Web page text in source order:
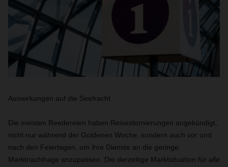
Auswirkungen auf die Seefracht
Die meisten Reedereien haben Reisestornierungen angekündigt,
nicht nur während der Goldenen Woche, sondern auch vor und
nach den Feiertagen, um ihre Dienste an die geringe
Marktnachfrage anzupassen. Die derzeitige Marktsituation für alle